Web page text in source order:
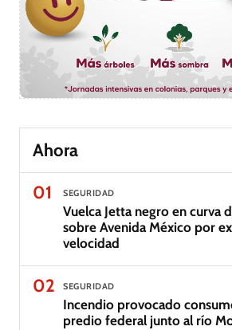
Ahora
01
SEGURIDAD
Vuelca Jetta negro en curva
sobre Avenida México por
velocidad
02 SEGURIDAD
Incendio provocado
predio federal junto al río